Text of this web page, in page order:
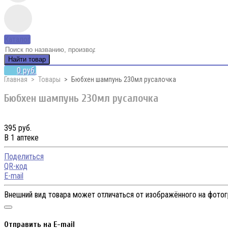
Найти товар
0 руб.
Главная Товары Бюбхен шампунь 230мл русалочка
Бюбхен шампунь 230мл русалочка
395 руб.
В 1 аптеке
Поделиться
QR-код
E-mail
Внешний вид товара может отличаться от изображённого на
Отправить на E-mail